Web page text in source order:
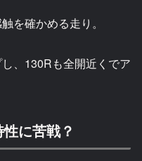
を確かめる走り。
、130Rも全開近くでア
に苦戦？